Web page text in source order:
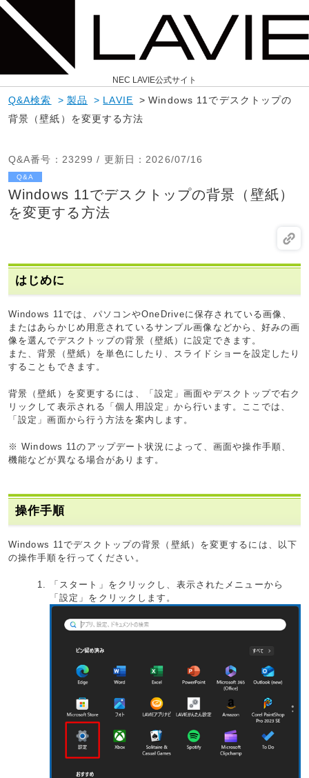
NEC LAVIE公式サイト
Q&A検索 > 製品 > LAVIE > Windows 11でデスクトップの
背景（壁紙）を変更する方法
Q&A番号 ：23299 / 更新日 ：2026/07/16
Q&A
Windows 11でデスクトップの背景（壁紙）
を変更する方法
はじめに
Windows 11では、パソコンやOneDriveに保存されている画像、
またはあらかじめ用意されているサンプル画像などから、好みの画
像を選んでデスクトップの背景（壁紙）に設定できます。
また、背景（壁紙）を単色にしたり、スライドショーを設定したり
することもできます。
背景（壁紙）を変更するには、「設定」画面やデスクトップで右ク
リックして表示される「個人用設定」から行います。ここでは、
「設定」画面から行う方法を案内します。
※ Windows 11のアップデート状況によって、画面や操作手順、
機能などが異なる場合があります。
操作手順
Windows 11でデスクトップの背景（壁紙）を変更するには、以下
の操作手順を行ってください。
「スタート」をクリックし、表示されたメニューから
「設定」をクリックします。